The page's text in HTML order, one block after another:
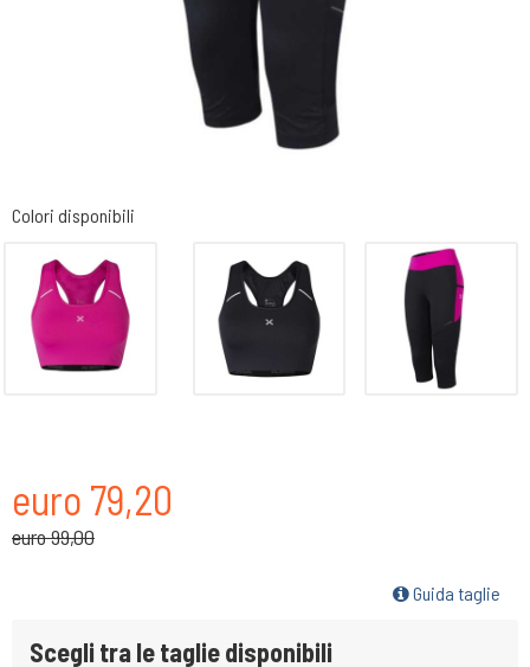
Colori disponibili
euro 79,20
euro 99,00
Guida taglie
Scegli tra le taglie disponibili